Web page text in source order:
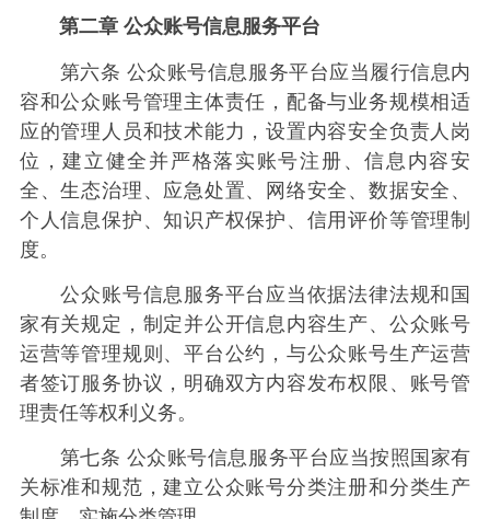
第二章 公众账号信息服务平台
第六条 公众账号信息服务平台应当履行信息内
容和公众账号管理主体责任，配备与业务规模相适
应的管理人员和技术能力，设置内容安全负责人岗
位，建立健全并严格落实账号注册、信息内容安
全、生态治理、应急处置、网络安全、数据安全、
个人信息保护、知识产权保护、信用评价等管理制
度。
公众账号信息服务平台应当依据法律法规和国
家有关规定，制定并公开信息内容生产、公众账号
运营等管理规则、平台公约，与公众账号生产运营
者签订服务协议，明确双方内容发布权限、账号管
理责任等权利义务。
第七条 公众账号信息服务平台应当按照国家有
关标准和规范，建立公众账号分类注册和分类生产